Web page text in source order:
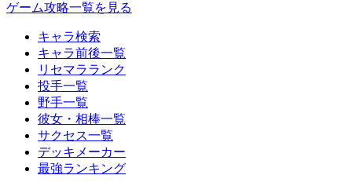
ゲーム攻略一覧を見る
キャラ検索
キャラ前後一覧
リセマラランク
投手一覧
野手一覧
彼女・相棒一覧
サクセス一覧
デッキメーカー
最強ランキング